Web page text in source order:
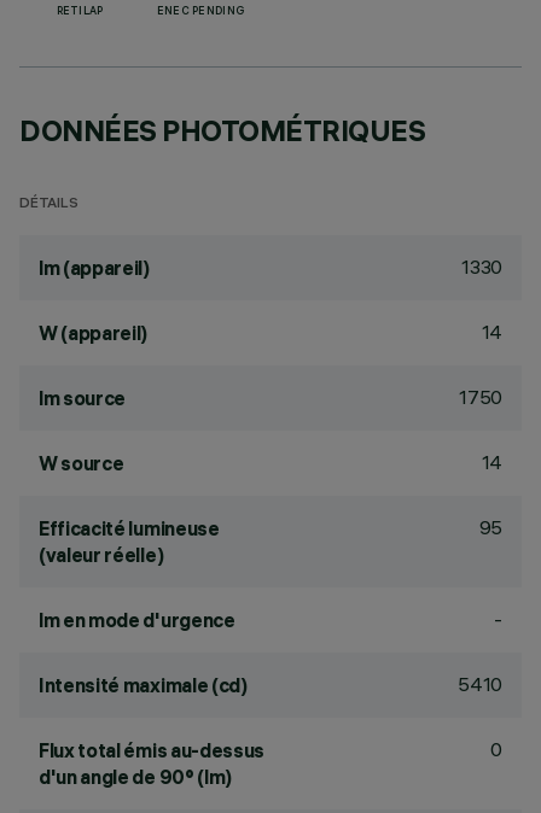
RETILAP ENEC PENDING
DONNÉES PHOTOMÉTRIQUES
DÉTAILS
lm (appareil) 1330
W (appareil) 14
lm source 1750
W source 14
Efficacité lumineuse
(valeur réelle)
95
lm en mode d'urgence -
Intensité maximale (cd) 5410
Flux total émis au-dessus
d'un angle de 90° (lm)
0